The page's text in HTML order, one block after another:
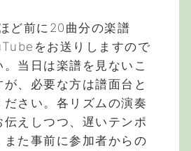
ど前に20曲分の楽譜
をお送りしますので
当日は楽譜を見ないこ
が、必要な方は譜面台と
さい。各リズムの演奏
えしつつ、遅いテンポ
また事前に参加者からの